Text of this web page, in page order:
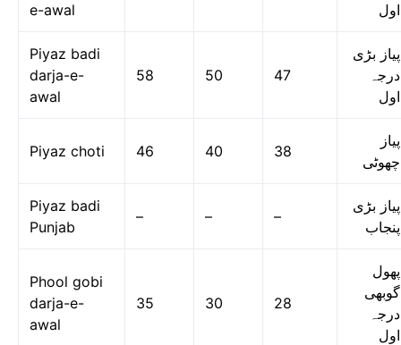
e-awal
اول
Piyaz badi
darja-e-
awal
58 50 47
پیاز بڑی
درجہ
اول
Piyaz choti 46 40 38
پیاز
چھوٹی
Piyaz badi
Punjab
– – –
پیاز بڑی
پنجاب
Phool gobi
darja-e-
awal
35 30 28
پھول
گوبھی
درجہ
اول